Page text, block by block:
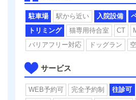
駐車場 駅から近い 入院設備
トリミング
猫専用待合室 CT
バリアフリー対応
ドッグラン
サービス
WEB予約可 完全予約制 往診可